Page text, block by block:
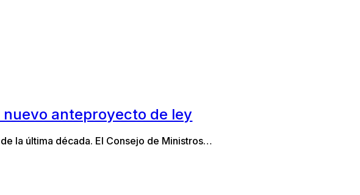
anteproyecto de ley
la última década. El Consejo de Ministros…